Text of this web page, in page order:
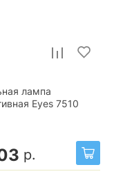
лампа
Eyes 7510
р.